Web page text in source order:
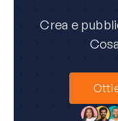
Crea e